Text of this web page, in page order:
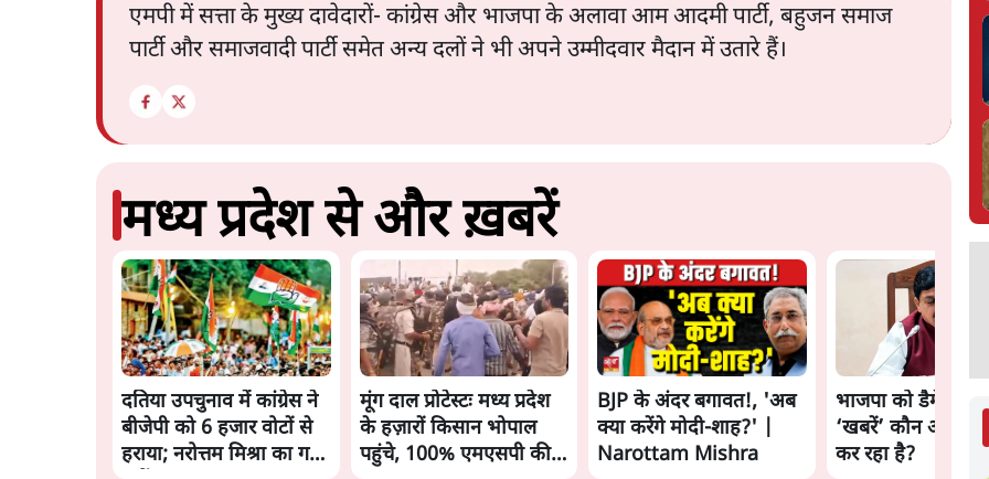
एमपी में सत्ता के मुख्य दावेदारों- कांग्रेस और भाजपा के अलावा आम आदमी पार्टी, बहुजन समाज
पार्टी और समाजवादी पार्टी समेत अन्य दलों ने भी अपने उम्मीदवार मैदान में उतारे हैं।
मध्य प्रदेश से और ख़बरें
दतिया उपचुनाव में कांग्रेस ने
बीजेपी को 6 हजार वोटों से
हराया; नरोत्तम मिश्रा का गढ़
मूंग दाल प्रोटेस्टः मध्य प्रदेश
के हज़ारों किसान भोपाल
पहुंचे, 100% एमएसपी की
BJP के अंदर बगावत!, 'अब
क्या करेंगे मोदी-शाह?' |
Narottam Mishra
भाजपा को डैमेज करने
‘खबरें’ कौन और
कर रहा है?